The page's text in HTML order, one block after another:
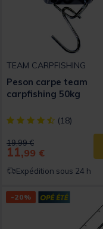
TEAM CARPFISHING
Peson carpe team
carpfishing 50kg
[object Object] out of 5
(18)
Price reduced from
19,99 €to
11,99 €
Expédition sous 24 h
-20%